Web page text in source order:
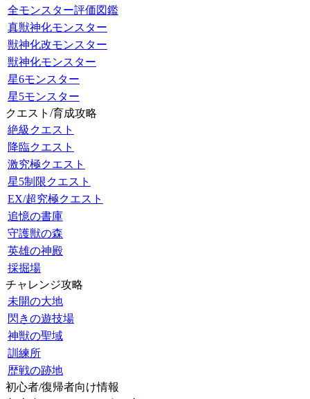
全モンスター評価図鑑
真獣神化モンスター
獣神化改モンスター
獣神化モンスター
星6モンスター
星5モンスター
クエスト/育成攻略
絶級クエスト
降臨クエスト
激究極クエスト
星5制限クエスト
EX/超究極クエスト
追憶の書庫
守護獣の森
英雄の神殿
採掘場
チャレンジ攻略
未開の大地
閃きの遊技場
神獣の聖域
訓練所
歴戦の跡地
初心者/復帰者向け情報